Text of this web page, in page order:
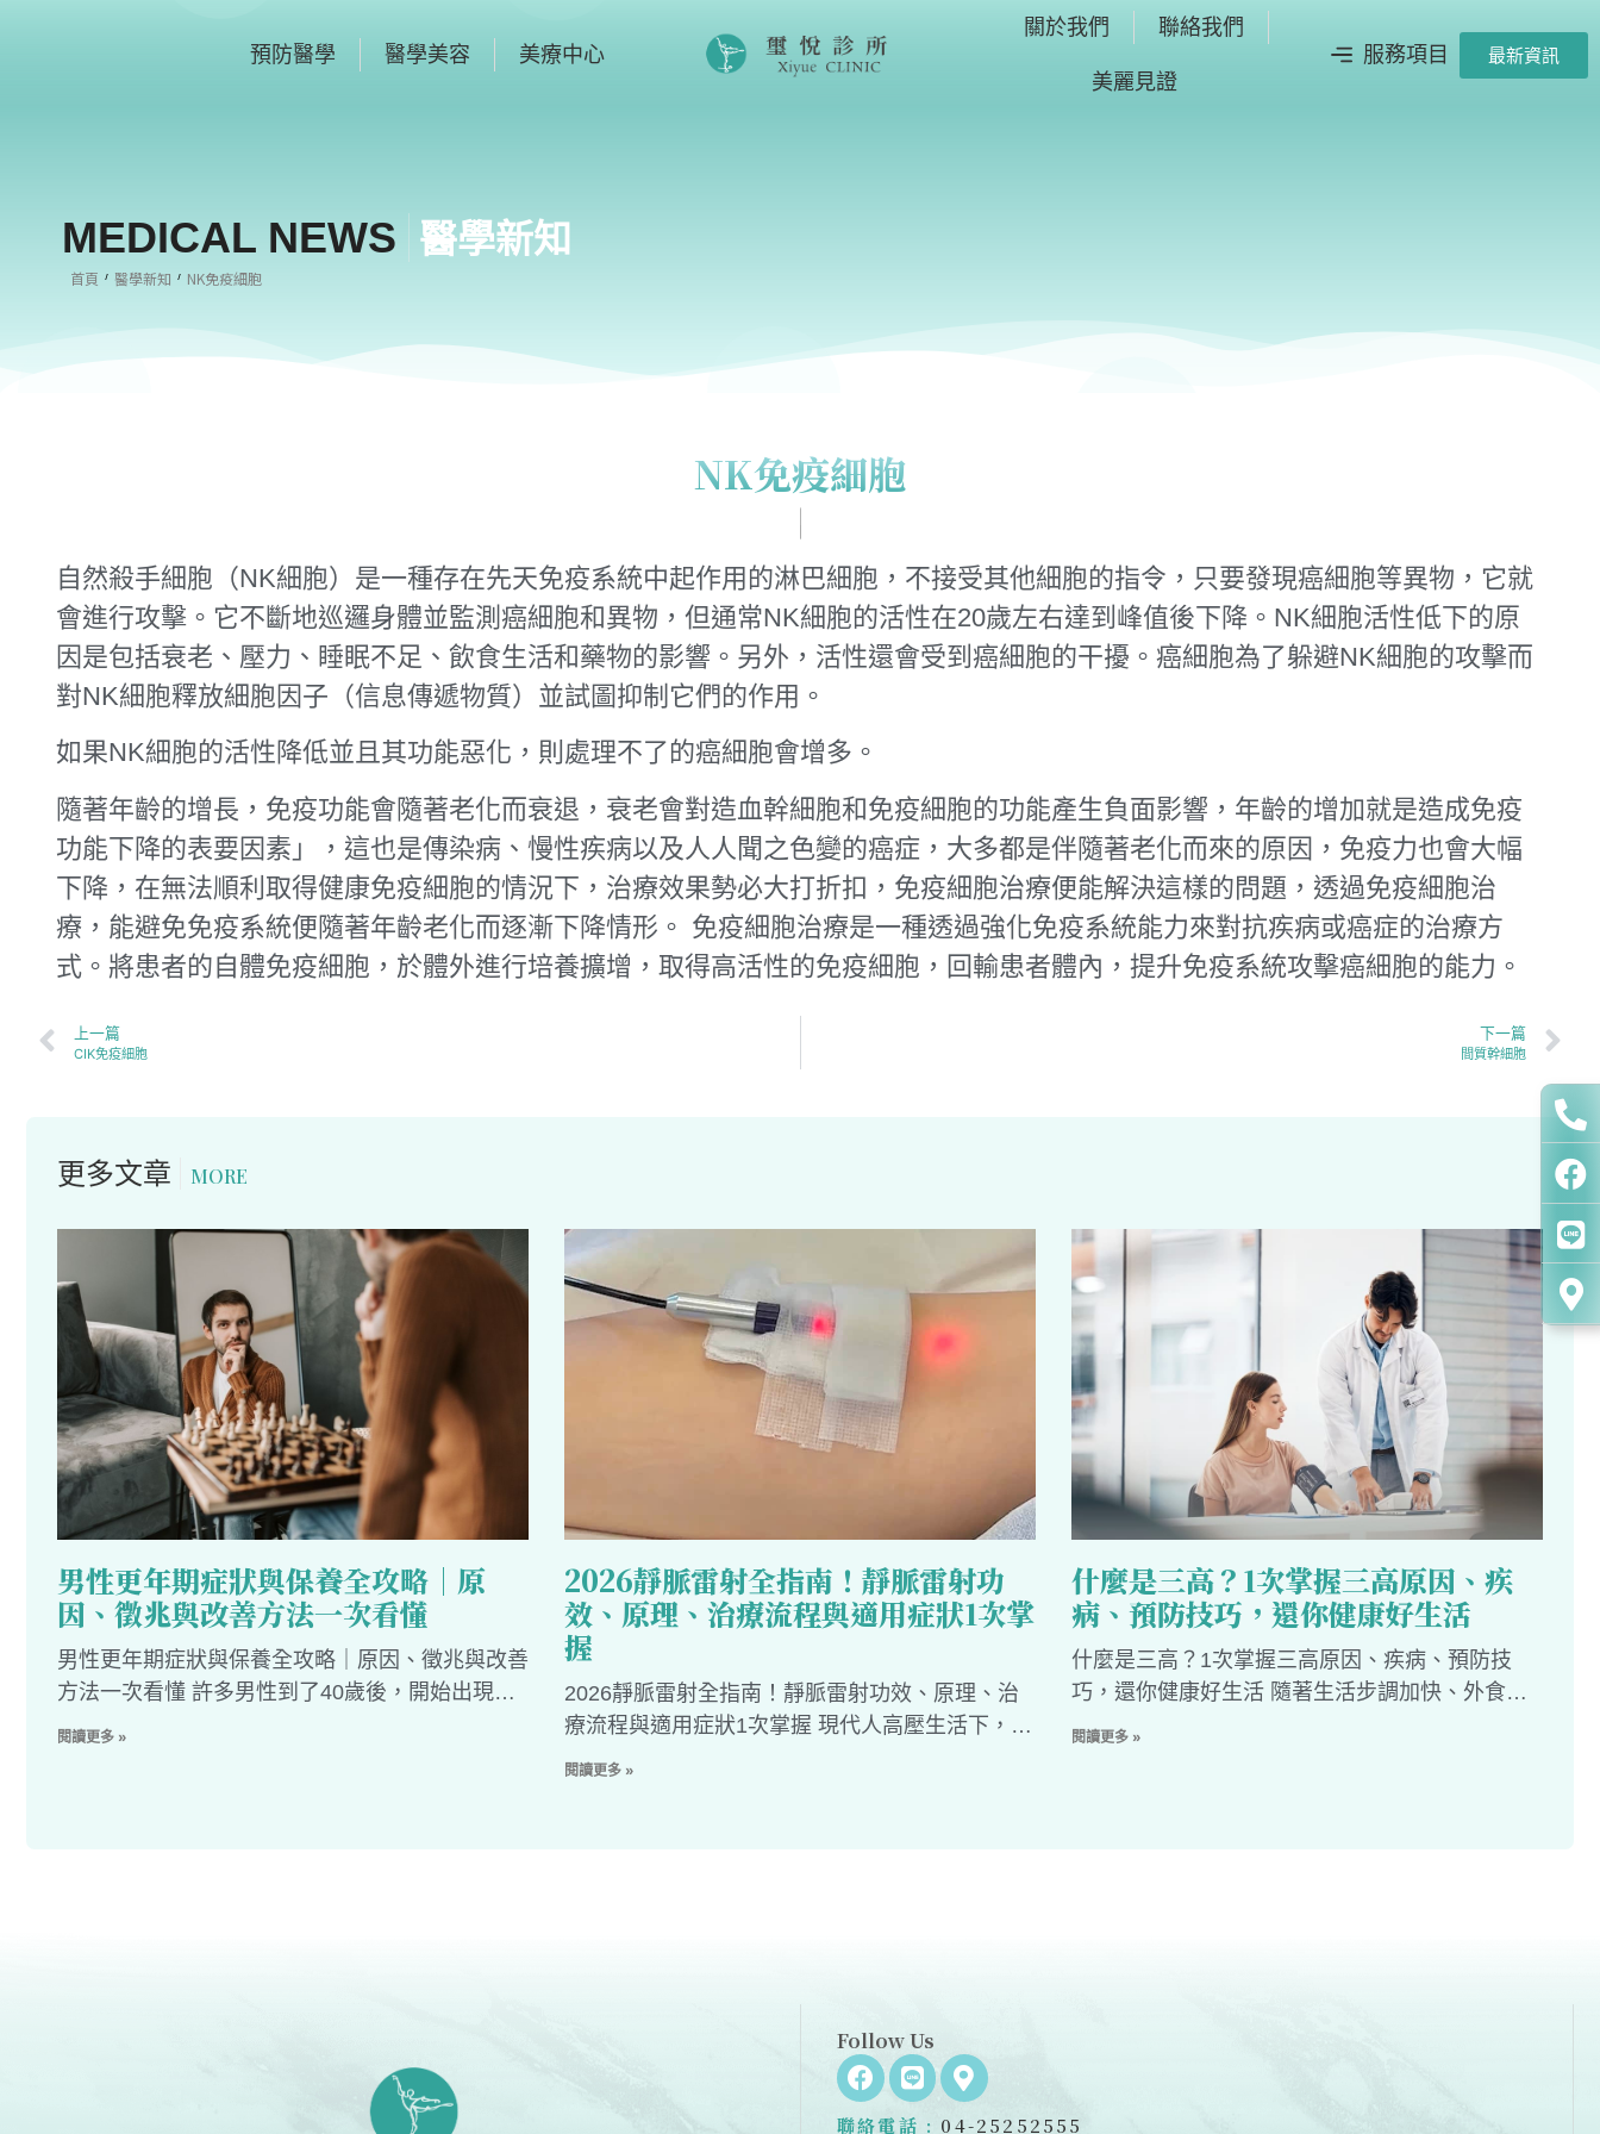
預防醫學 醫學美容 美療中心
關於我們 聯絡我們
美麗見證
服務項目 最新資訊
MEDICAL NEWS 醫學新知
首頁 醫學新知 NK免疫細胞
NK免疫細胞
自然殺手細胞（NK細胞）是一種存在先天免疫系統中起作用的淋巴細胞，不接受其他細胞的指令，只要發現癌細胞等異物，它就
會進行攻擊。它不斷地巡邏身體並監測癌細胞和異物，但通常NK細胞的活性在20歲左右達到峰值後下降。NK細胞活性低下的原
因是包括衰老、壓力、睡眠不足、飲食生活和藥物的影響。另外，活性還會受到癌細胞的干擾。癌細胞為了躲避NK細胞的攻擊而
對NK細胞釋放細胞因子（信息傳遞物質）並試圖抑制它們的作用。
如果NK細胞的活性降低並且其功能惡化，則處理不了的癌細胞會增多。
隨著年齡的增長，免疫功能會隨著老化而衰退，衰老會對造血幹細胞和免疫細胞的功能產生負面影響，年齡的增加就是造成免疫
功能下降的表要因素」，這也是傳染病、慢性疾病以及人人聞之色變的癌症，大多都是伴隨著老化而來的原因，免疫力也會大幅
下降，在無法順利取得健康免疫細胞的情況下，治療效果勢必大打折扣，免疫細胞治療便能解決這樣的問題，透過免疫細胞治
療，能避免免疫系統便隨著年齡老化而逐漸下降情形。 免疫細胞治療是一種透過強化免疫系統能力來對抗疾病或癌症的治療方
式。將患者的自體免疫細胞，於體外進行培養擴增，取得高活性的免疫細胞，回輸患者體內，提升免疫系統攻擊癌細胞的能力。
上一篇
CIK免疫細胞
下一篇
間質幹細胞
更多文章 MORE
男性更年期症狀與保養全攻略｜原
因、徵兆與改善方法一次看懂
男性更年期症狀與保養全攻略｜原因、徵兆與改善
方法一次看懂 許多男性到了40歲後，開始出現體
力下降、情緒起伏、睡眠品質變差，甚至性慾減退
閱讀更多 »
2026靜脈雷射全指南！靜脈雷射功
效、原理、治療流程與適用症狀1次掌
握
2026靜脈雷射全指南！靜脈雷射功效、原理、治
療流程與適用症狀1次掌握 現代人高壓生活下，如
果您常覺得莫名疲倦、氣色差、睡再多也補不回
閱讀更多 »
什麼是三高？1次掌握三高原因、疾
病、預防技巧，還你健康好生活
什麼是三高？1次掌握三高原因、疾病、預防技
巧，還你健康好生活 隨著生活步調加快、外食
多、運動不足，三高早已成為現代人的隱形殺手，
閱讀更多 »
Follow Us
聯絡電話 : 04-25252555